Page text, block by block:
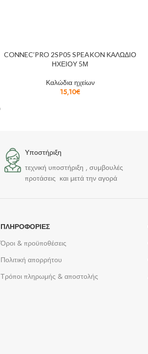
CONNEC’PRO 2SP05 SPEAKON ΚΑΛΩΔΙΟ
ΗΧΕΙΟΥ 5Μ
Καλώδια ηχείων
15,10€
Υποστήριξη
τεχνική υποστήριξη , συμβουλές
προτάσεις και μετά την αγορά
ΠΛΗΡΟΦΟΡΊΕΣ
Όροι & προϋποθέσεις
Πολιτική απορρήτου
Τρόποι πληρωμής & αποστολής